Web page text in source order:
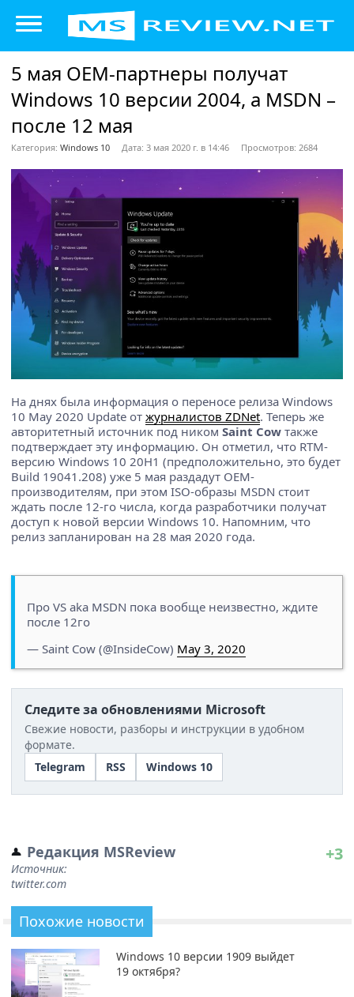
5 мая OEM-партнеры получат
Windows 10 версии 2004, а MSDN –
после 12 мая
Категория: Windows 10 Дата: 3 мая 2020 г. в 14:46 Просмотров: 2684
На днях была информация о переносе релиза Windows
10 May 2020 Update от журналистов ZDNet. Теперь же
авторитетный источник под ником Saint Cow также
подтверждает эту информацию. Он отметил, что RTM-
версию Windows 10 20H1 (предположительно, это будет
Build 19041.208) уже 5 мая раздадут OEM-
производителям, при этом ISO-образы MSDN стоит
ждать после 12-го числа, когда разработчики получат
доступ к новой версии Windows 10. Напомним, что
релиз запланирован на 28 мая 2020 года.
Про VS aka MSDN пока вообще неизвестно, ждите
после 12го
— Saint Cow (@InsideCow) May 3, 2020
Следите за обновлениями Microsoft
Свежие новости, разборы и инструкции в удобном
формате.
Telegram
RSS Windows 10
Редакция MSReview
Источник:
twitter.com
+3
Похожие новости
Windows 10 версии 1909 выйдет
19 октября?